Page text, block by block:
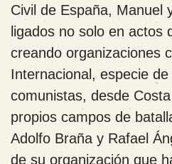
Civil de España, Manuel
ligados no solo en actos
creando organizaciones
Internacional, especie
comunistas, desde
propios campos de
Adolfo Braña y Rafael
de su organización que